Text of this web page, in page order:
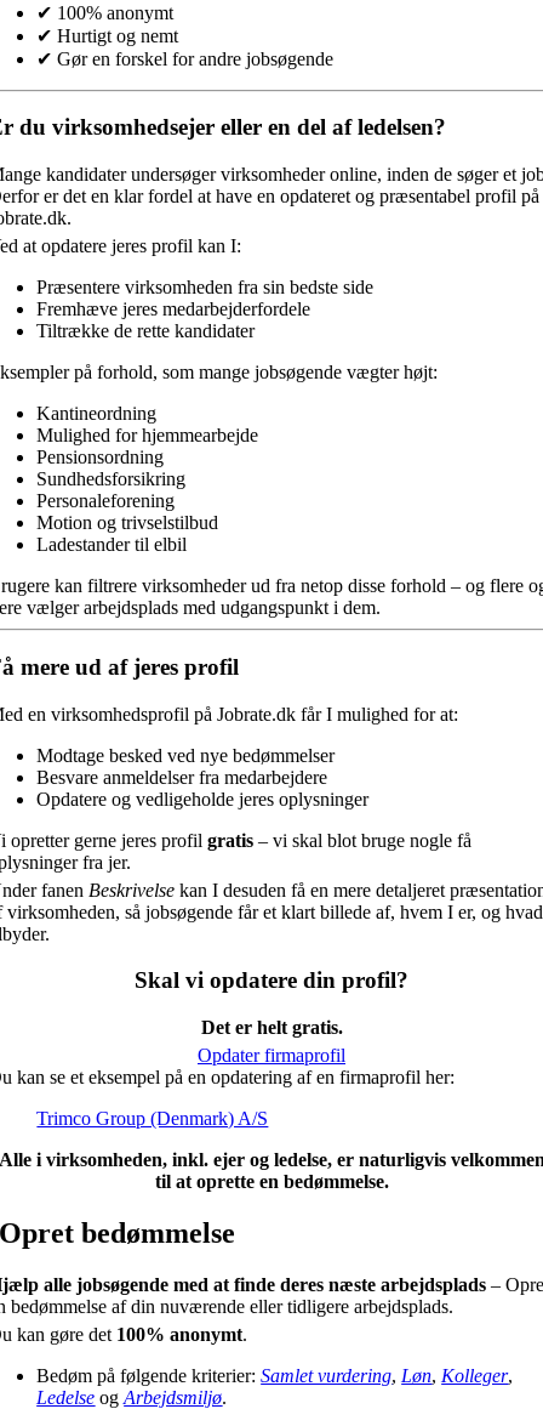
✔ 100% anonymt
✔ Hurtigt og nemt
✔ Gør en forskel for andre jobsøgende
du virksomhedsejer eller en del af ledelsen?
kandidater undersøger virksomheder online, inden de søger et
er det en klar fordel at have en opdateret og præsentabel profil på
at opdatere jeres profil kan I:
Præsentere virksomheden fra sin bedste side
Fremhæve jeres medarbejderfordele
Tiltrække de rette kandidater
på forhold, som mange jobsøgende vægter højt:
Kantineordning
Mulighed for hjemmearbejde
Pensionsordning
Sundhedsforsikring
Personaleforening
Motion og trivselstilbud
Ladestander til elbil
kan filtrere virksomheder ud fra netop disse forhold – og flere
vælger arbejdsplads med udgangspunkt i dem.
mere ud af jeres profil
en virksomhedsprofil på Jobrate.dk får I mulighed for at:
Modtage besked ved nye bedømmelser
Besvare anmeldelser fra medarbejdere
Opdatere og vedligeholde jeres oplysninger
opretter gerne jeres profilgratis – vi skal blot bruge nogle få
fra jer.
fanen Beskrivelse kan I desuden få en mere detaljeret
virksomheden, så jobsøgende får et klart billede af, hvem I er, og
Skal vi opdatere din profil?
Det er helt gratis.
Opdater firmaprofil
kan se et eksempel på en opdatering af en firmaprofil her:
Trimco Group (Denmark) A/S
i virksomheden, inkl. ejer og ledelse, er naturligvis
til at oprette en bedømmelse.
Opret bedømmelse
alle jobsøgende med at finde deres næste arbejdsplads –
bedømmelse af din nuværende eller tidligere arbejdsplads.
kan gøre det 100% anonymt.
Bedøm på følgende kriterier:Samlet vurdering, Løn, Kolleger,
Ledelse ogArbejdsmiljø.